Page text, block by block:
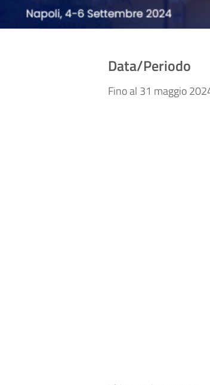
Data/Periodo
Fino al 31 maggio